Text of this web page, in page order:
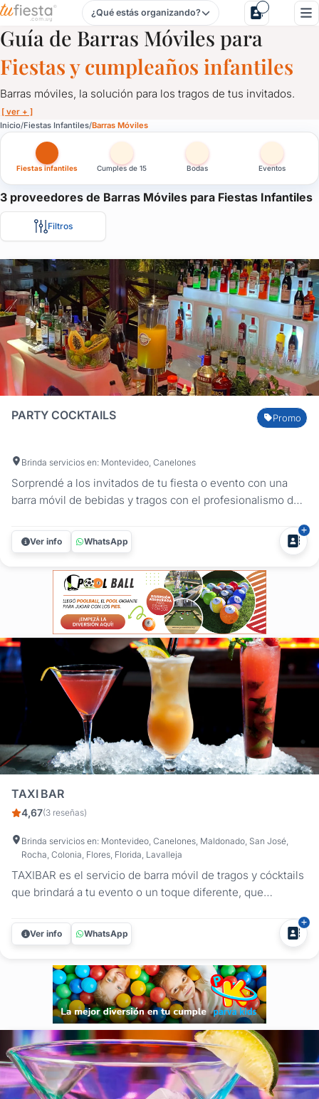
Barras Móviles para Fiestas Infantiles en Uruguay
¿Qué estás organizando?
Guía de Barras Móviles para
Fiestas y cumpleaños infantiles
Barras móviles, la solución para los tragos de tus invitados.
[ ver + ]
Inicio Fiestas Infantiles Barras Móviles
Fiestas infantiles Cumples de 15 Bodas Eventos
3 proveedores de Barras Móviles para Fiestas Infantiles
Filtros
PARTY COCKTAILS Promo
Brinda servicios en: Montevideo, Canelones
Sorprendé a los invitados de tu fiesta o evento con una
barra móvil de bebidas y tragos con el profesionalismo de
compromiso. y lo llevarán a cabo con calidad. dedicación,
puntualidad, y respeto, donde sin duda Despertarán tus
sentidos y...
Ver info WhatsApp
TAXI BAR
4,67(3 reseñas)
Brinda servicios en: Montevideo, Canelones, Maldonado, San José,
Rocha, Colonia, Flores, Florida, Lavalleja
TAXIBAR es el servicio de barra móvil de tragos y cócktails
que brindará a tu evento o un toque diferente, que
tradicionales y preferidos por el público, con el aval de las
marcas de primer nivel como: RON BACARDI VODKA
Ver info WhatsApp
Barras Móviles para Fiestas Infantiles en Uruguay
Barras móviles, la solución para los tragos de tus invitados.
Personalizadas, con luces led, acordes a tu evento, barras
La solución ideal para despreocuparte del tema y que los